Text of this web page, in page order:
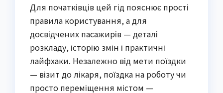
Для початківців цей гід пояснює прості
правила користування, а для
досвідчених пасажирів — деталі
розкладу, історію змін і практичні
лайфхаки. Незалежно від мети поїздки
— візит до лікаря, поїздка на роботу чи
просто переміщення містом —